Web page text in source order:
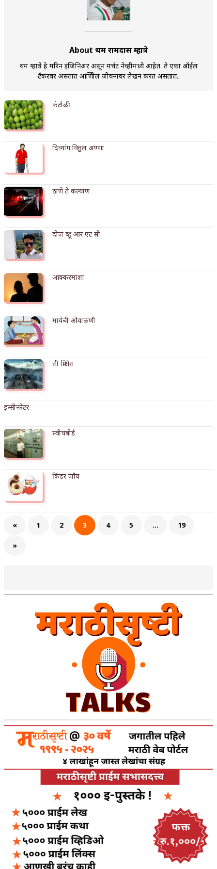
किती घोषणांचा पाऊस होता
कसं हुईन तं हू माय…
काळजाचे प्रेत
चमकदार चांदी
४ जुलै – इतिहासात घडलेल्या महत्त्वाच्या घटना
‘अर्थ’पूर्ण हास्य
अपूर्ण कथा
About प्रथम रामदास म्हात्रे
प्रथम म्हात्रे हे मरिन इंजिनिअर असून मर्चंट नेव्हीमध्ये आहेत. ते एका ऑईल
टॅंकरवर असतात आणिेील जीवनावर लेखन करत असतात..
कंटोळी
दिव्यांग विठ्ठल अण्णा
ठाणे ते कल्याण
दोज व्हू आर एट सी
आक्करमाशा
मायेची ओवाळणी
सी प्रिन्सेस
इन्सीनरेटर
स्वीचबोर्ड
किंडर जॉय
« 1 2 3 4 5 … 19
»